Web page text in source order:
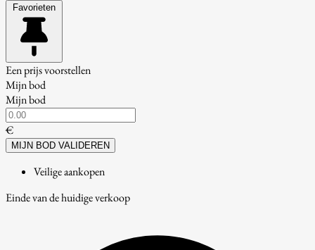
Favorieten
Een prijs voorstellen
Mijn bod
Mijn bod
€
MIJN BOD VALIDEREN
Veilige aankopen
Einde van de huidige verkoop